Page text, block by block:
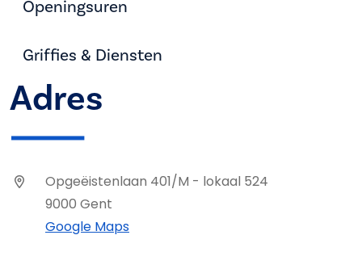
Openingsuren
Griffies & Diensten
Adres
Opgeëistenlaan 401/M - lokaal 524
9000 Gent
Google Maps